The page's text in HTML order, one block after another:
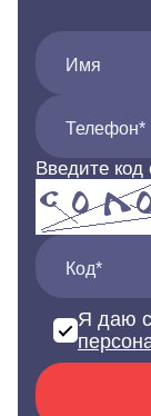
Имя
Телефон*
Введите код
Код*
Я даю